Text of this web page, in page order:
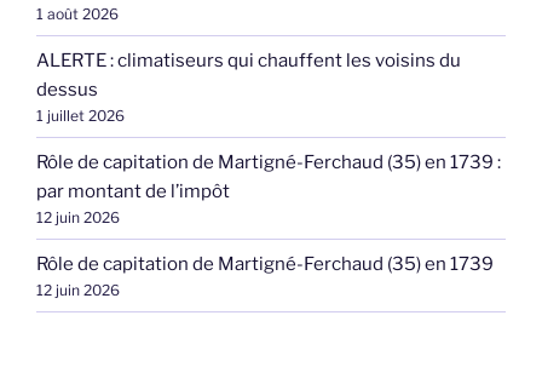
1 août 2026
ALERTE : climatiseurs qui chauffent les voisins du
dessus
1 juillet 2026
Rôle de capitation de Martigné-Ferchaud (35) en 1739 :
par montant de l’impôt
12 juin 2026
Rôle de capitation de Martigné-Ferchaud (35) en 1739
12 juin 2026